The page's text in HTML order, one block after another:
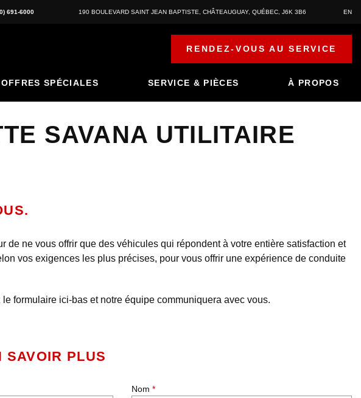
691-6000 190 BOULEVARD SAINT JEAN BAPTISTE CHÂTEAUGUAY, QUÉBEC J6K 3B6 EN
RENDEZ-VOUS AU SERVICE
OFFRES SPÉCIALES SERVICE & PIÈCES À PROPOS
SAVANA UTILITAIRE
ne vous offrir que des véhicules qui répondent à votre entière satisfaction et
vos exigences les plus précises, pour vous offrir une expérience de conduite
formulaire ici-bas et notre équipe communiquera avec vous.
SAVOIR PLUS
Nom *